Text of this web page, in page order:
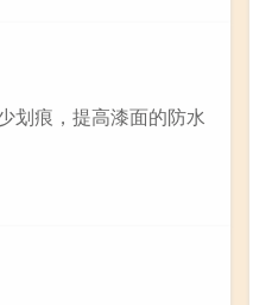
划痕，提高漆面的防水